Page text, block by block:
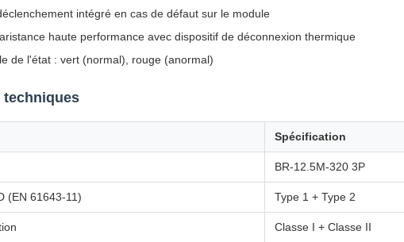
intégré en cas de défaut sur le module
haute performance avec dispositif de déconnexion thermique
de l'état : vert (normal), rouge (anormal)
Spécification
BR-12.5M-320 3P
(EN 61643-11) Type 1 + Type 2
Classe I + Classe II